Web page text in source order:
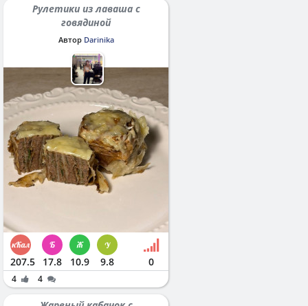
Рулетики из лаваша с
говядиной
Автор Darinika
207.5 17.8 10.9 9.8 0
4 4